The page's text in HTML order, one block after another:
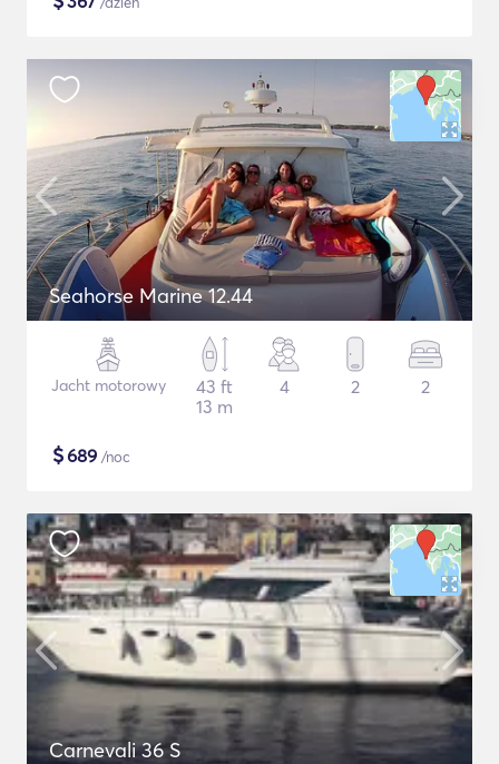
Seahorse Marine 12.44
Jacht motorowy
43 ft
13 m
4 2 2
$689 /noc
Carnevali 36 S